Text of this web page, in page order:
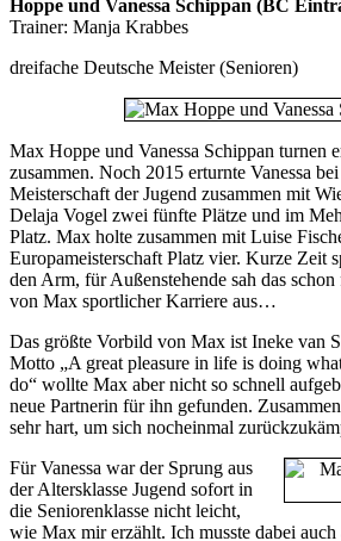
Hoppe und Vanessa Schippan (BC
Trainer: Manja Krabbes
dreifache Deutsche Meister (Senioren)
Max Hoppe und Vanessa Schippan turnen
zusammen. Noch 2015 erturnte Vanessa
Meisterschaft der Jugend zusammen mit
Delaja Vogel zwei fünfte Plätze und im
Platz. Max holte zusammen mit Luise
Europameisterschaft Platz vier. Kurze Zeit
den Arm, für Außenstehende sah das
von Max sportlicher Karriere aus…
Das größte Vorbild von Max ist Ineke van
Motto „A great pleasure in life is doing
do“ wollte Max aber nicht so schnell
neue Partnerin für ihn gefunden.
sehr hart, um sich nocheinmal
Für Vanessa war der Sprung aus
der Altersklasse Jugend sofort in
die Seniorenklasse nicht leicht,
wie Max mir erzählt. Ich musste dabei